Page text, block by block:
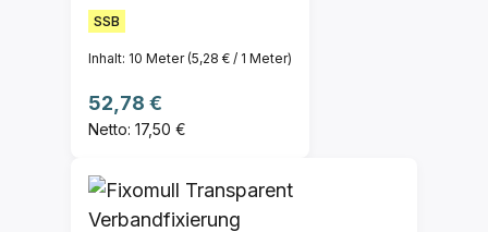
SSB
Inhalt: 10 Meter(5,28 € / 1 Meter)
Regulärer Preis:
52,78 €
Netto: 17,50 €